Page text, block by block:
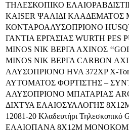
ΤΗΛΕΣΚΟΠΙΚΟ
KAISER ΨΑΛΙΔΙ ΚΛΑΔΕΜΑΤΟΣ
ΚΟΝΤΑΡΟΑΛΥΣΟΠΡΙΟΝΟ
ΓΑΝΤΙΑ ΕΡΓΑΣΙΑΣ WURTH PES
MINOS ΝΙΚ ΒΕΡΓΑ ΑΧΙΝΟΣ
MINOS NIK ΒΕΡΓΑ CARBON
ΑΛΥΣΟΠΡΙΟΝΟ HVA 372ΧP X-
ΑΥΤΟΜΑΤΟΣ ΦΟΡΤΙΣΤΗΣ –
ΑΛΥΣΟΠΡΙΟΝΟ ΜΠΑΤΑΡΙΑΣ
ΔΙΧΤΥΑ ΕΛΑΙΟΣΥΛΛΟΓΗΣ
12081-20 Κλαδευτήρι Τηλεσκοπικό
ΕΛΑΙΟΠΑΝΑ 8Χ12Μ